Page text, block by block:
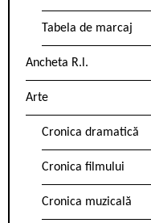
Tabela de marcaj
Ancheta R.l.
Arte
Cronica dramatică
Cronica filmului
Cronica muzicală